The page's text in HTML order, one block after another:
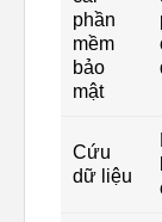
phần
mềm
bảo
mật
Cứu
dữ liệu